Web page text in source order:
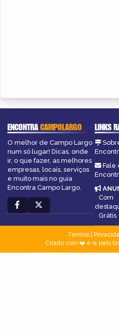
ENCONTRACAMPOLARGO
O melhor de Campo Largo
num só lugar! Dicas, onde
ir, o que fazer, as melhores
empresas, locais, serviços
e muito mais no guia
Encontra Campo Largo.
LINKS
Fale
Com
Grátis
Termos|
Criado com ❤️ e ☕ pelo